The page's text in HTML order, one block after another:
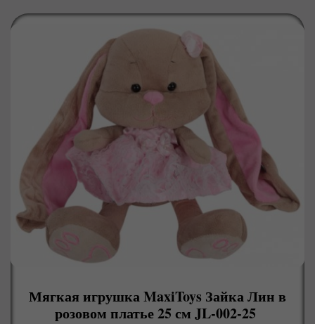
Мягкая игрушка MaxiToys Зайка Лин в
розовом платье 25 см JL-002-25